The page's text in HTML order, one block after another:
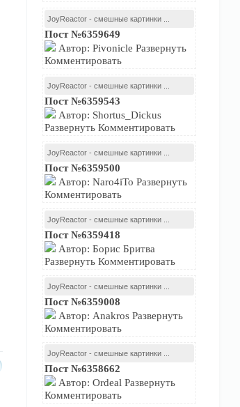
JoyReactor - смешные картинки ...
Пост №6359649
Автор: Pivonicle Развернуть
Комментировать
JoyReactor - смешные картинки ...
Пост №6359543
Автор: Shortus_Dickus
Развернуть Комментировать
JoyReactor - смешные картинки ...
Пост №6359500
Автор: Naro4iTo Развернуть
Комментировать
JoyReactor - смешные картинки ...
Пост №6359418
Автор: Борис Бритва
Развернуть Комментировать
JoyReactor - смешные картинки ...
Пост №6359008
Автор: Anakros Развернуть
Комментировать
JoyReactor - смешные картинки ...
Пост №6358662
Автор: Ordeal Развернуть
Комментировать